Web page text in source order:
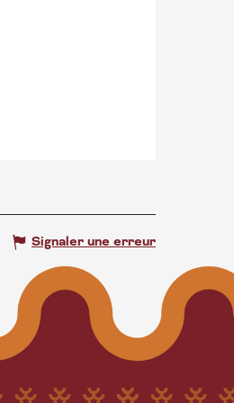
Signaler une erreur